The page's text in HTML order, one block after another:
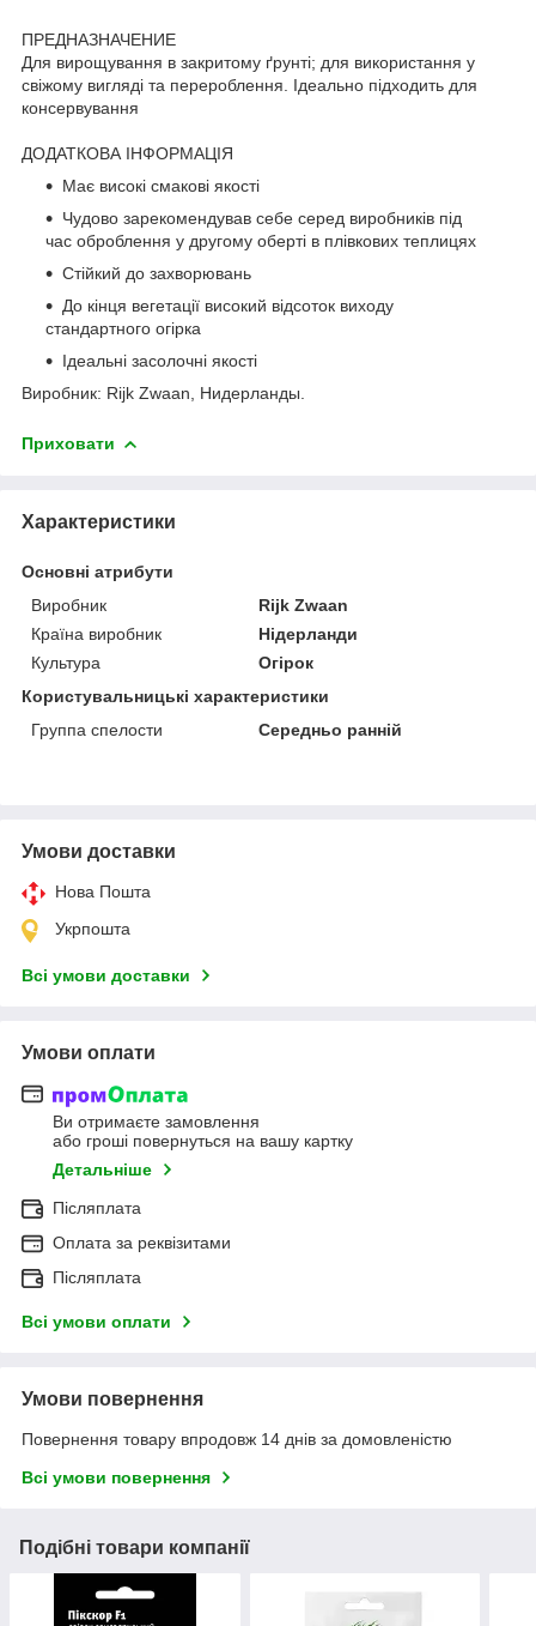
ПРЕДНАЗНАЧЕНИЕ
Для вирощування в закритому ґрунті; для використання у
свіжому вигляді та перероблення. Ідеально підходить для
консервування
ДОДАТКОВА ІНФОРМАЦІЯ
Має високі смакові якості
Чудово зарекомендував себе серед виробників під
час оброблення у другому оберті в плівкових теплицях
Стійкий до захворювань
До кінця вегетації високий відсоток виходу
стандартного огірка
Ідеальні засолочні якості
Виробник: Rijk Zwaan, Нидерланды.
Приховати
Характеристики
Основні атрибути
Виробник
Rijk Zwaan
Країна виробник
Нідерланди
Культура
Огірок
Користувальницькі характеристики
Группа спелости
Середньо ранній
Умови доставки
Нова Пошта
Укрпошта
Всі умови доставки
Умови оплати
Ви отримаєте замовлення
або гроші повернуться на вашу картку
Детальніше
Післяплата
Оплата за реквізитами
Післяплата
Всі умови оплати
Умови повернення
Повернення товару впродовж 14 днів за домовленістю
Всі умови повернення
Подібні товари компанії